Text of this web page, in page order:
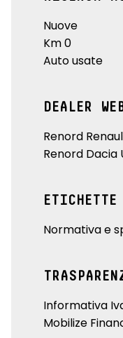
Nuove
Km 0
Auto usate
DEALER
Renord
Renord Dacia
Normativa e
Informativa
Mobilize